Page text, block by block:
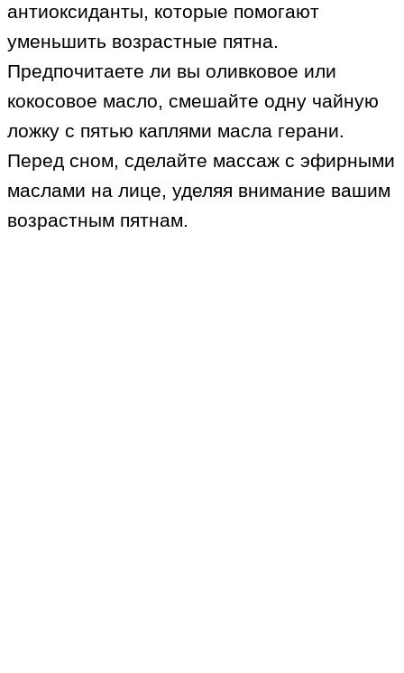
антиоксиданты, которые помогают
уменьшить возрастные пятна.
Предпочитаете ли вы оливковое или
кокосовое масло, смешайте одну чайную
ложку с пятью каплями масла герани.
Перед сном, сделайте массаж с эфирными
маслами на лице, уделяя внимание вашим
возрастным пятнам.